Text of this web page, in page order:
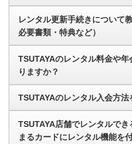
レンタル更新手続きについて
必要書類・特典など）
TSUTAYAのレンタル料金や
りますか？
TSUTAYAのレンタル入会方
TSUTAYA店舗でレンタルで
まるカードにレンタル機能を